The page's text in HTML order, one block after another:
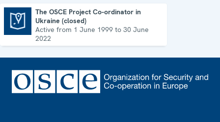
The OSCE Project Co-ordinator in
Ukraine (closed)
Active from 1 June 1999 to 30 June
2022